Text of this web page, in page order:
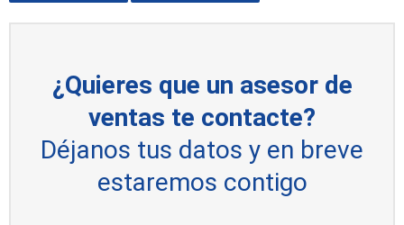
¿Quieres que un asesor de
ventas te contacte?
Déjanos tus datos y en breve
estaremos contigo